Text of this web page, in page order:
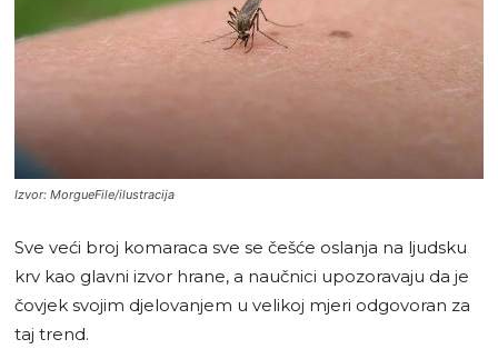
Izvor: MorgueFile/ilustracija
Sve veći broj komaraca sve se češće oslanja na ljudsku
krv kao glavni izvor hrane, a naučnici upozoravaju da je
čovjek svojim djelovanjem u velikoj mjeri odgovoran za
taj trend.